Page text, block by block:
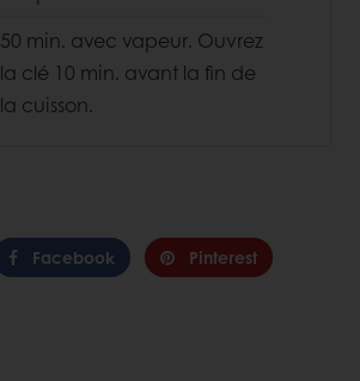
50 min. avec vapeur. Ouvrez
la clé 10 min. avant la fin de
la cuisson.
Facebook Pinterest